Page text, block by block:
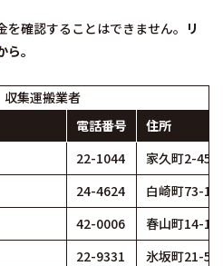
確認することはできません。 リ
ら。
収集運搬業者
電話番号
住所
22-1044
家久町2-45-1
24-4624
白崎町73-1-3
42-0006
春山町14-1-1
22-9331
氷坂町21-5-1